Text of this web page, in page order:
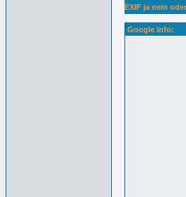
EXIF ja nein
Google Info: